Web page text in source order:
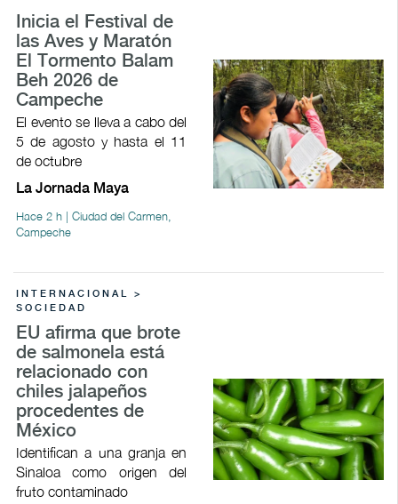
Inicia el Festival de
las Aves y Maratón
El Tormento Balam
Beh 2026 de
Campeche
El evento se lleva a cabo del
5 de agosto y hasta el 11
de octubre
La Jornada Maya
Hace 2 h | Ciudad del Carmen,
Campeche
INTERNACIONAL >
SOCIEDAD
EU afirma que brote
de salmonela está
relacionado con
chiles jalapeños
procedentes de
México
Identifican a una granja en
Sinaloa como origen del
fruto contaminado